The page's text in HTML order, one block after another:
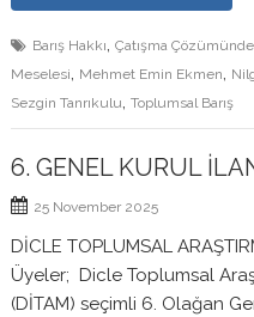
Barış Hakkı,Çatışma
Meselesi, Mehmet Emin Ekmen,
Sezgin Tanrıkulu,Toplumsal Barış
6. GENEL KURUL
25 November 2025
DİCLE TOPLUMSAL
Üyeler; Dicle Toplumsal
(DİTAM) seçimli 6. Olağan